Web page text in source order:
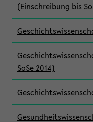
(Einschreibung bis
SoSe 2014)